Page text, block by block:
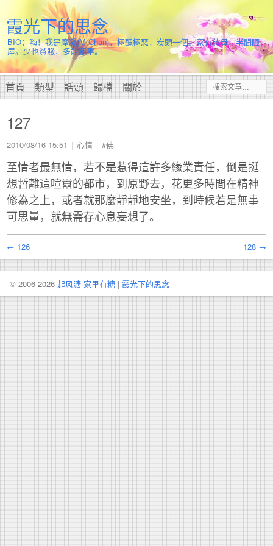
霞光下的思念
BIO：嗨！我是摩凝(M.Chan)，極醜極惡，炭頭一個。家有慈母，半間陋
屋。少也貧賤，多能鄙事。
首頁 類型 話頭 歸檔 關於
127
2010/08/16 15:51 心情 #佛
至情者最無情，若不是惹得這許多緣業責任，倒是挺
想暫離這喧囂的都市，到原野去，花更多時間在精神
修為之上，或者就那麼靜靜地安坐，到時候若是無事
可思量，就無需存心息妄想了。
← 126 128 →
© 2006-2026 起风溏·家里有糖 | 霞光下的思念